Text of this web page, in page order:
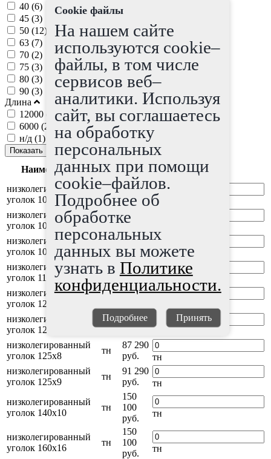
40 (6)
45 (3)
50 (12)
63 (7)
70 (2)
75 (3)
80 (3)
90 (3)
Длина
12000 (
49)
6000 (28
н/д (1)
Наименование
Ед.
изм
Цена
низколегированный
уголок 100х10
тн
82 790
руб.
тн
низколегированный
уголок 100х7
тн
84 290
руб.
низколегированный
уголок 100х8
82 290
руб.
тн
низколегированный
уголок 110х8
тн
87 290
руб.
тн
низколегированный
уголок 125х10
90 290
низколегированный
уголок 125х12
тн
89 790
руб.
тн
низколегированный
уголок 125х8
тн
87 290
руб.
тн
низколегированный
уголок 125х9
тн
91 290
руб.
тн
низколегированный
уголок 140х10
тн
150
100
руб.
тн
низколегированный
уголок 160х16
тн
150
100
руб.
тн
Cookie файлы
На нашем сайте
используются cookie–
файлы, в том числе
сервисов веб–
аналитики. Используя
сайт, вы соглашаетесь
на обработку
персональных
данных при помощи
cookie–файлов.
Подробнее об
обработке
персональных
данных вы можете
узнать в Политике
конфиденциальности.
Подробнее Принять